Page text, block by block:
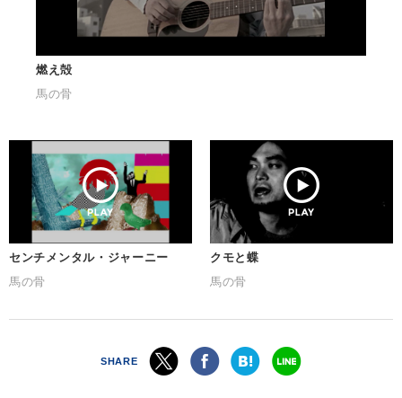
燃え殻
馬の骨
センチメンタル・ジャーニー
馬の骨
クモと蝶
馬の骨
SHARE